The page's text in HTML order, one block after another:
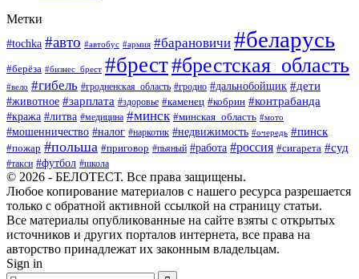
Метки
#tochka #авто #автобус #армия #барановичи #беларусь
#берёза #бизнес_брест #брест#брестская_область
#вело #гибель #гродненская_область #гродно #дальнобойщик #дети
#животное #зарплата #здоровье #каменец #кобрин #контрабанда
#кража #литва #медицина #минск #минская_область #мото
#мошенничество #налог #наркотик #недвижимость #очередь #пинск
#пожар #польша #приговор #пьяный #работа #россия #сигарета #суд
#такси #футбол #школа
© 2026 - БЕЛОТЕСТ. Все права защищены.
Любое копирование материалов с нашего ресурса разрешается
только с обратной активной ссылкой на страницу статьи.
Все материалы опубликованные на сайте взяты с открытых
источников и других порталов интернета, все права на
авторство принадлежат их законным владельцам.
Sign in